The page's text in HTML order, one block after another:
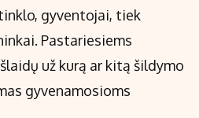
gyventojai, tiek
Pastariesiems
už kurą ar kitą šildymo
gyvenamosioms